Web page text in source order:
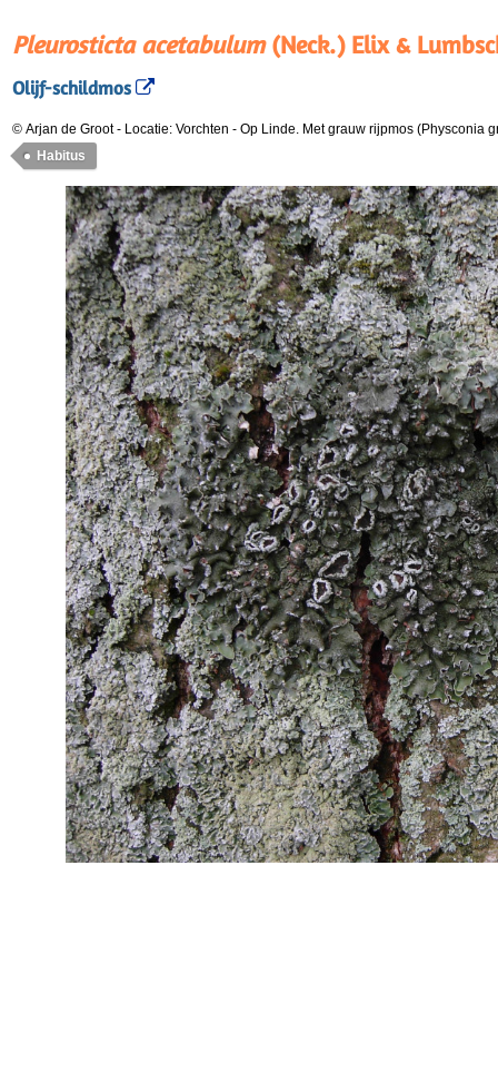
Pleurosticta acetabulum(Neck.) Elix &
Olijf-schildmos
© Arjan de Groot- Locatie: Vorchten - Op Linde. Met grauw rijpmos (Physconia
Habitus